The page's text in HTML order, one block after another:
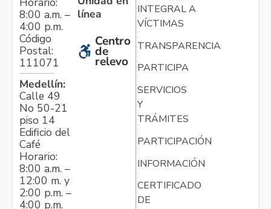
8:00 a.m. –
4:00 p.m.
Código
Postal:
111071
Medellín:
Calle 49
No 50-21
piso 14
Edificio del
Café
Horario:
8:00 a.m. –
12:00 m. y
2:00 p.m. –
4:00 p.m.
línea
Centro
de
relevo
INTEGRAL A
VÍCTIMAS
TRANSPARENCIA
PARTICIPA
SERVICIOS
Y
TRÁMITES
PARTICIPACIÓN
INFORMACIÓN
CERTIFICADO
DE